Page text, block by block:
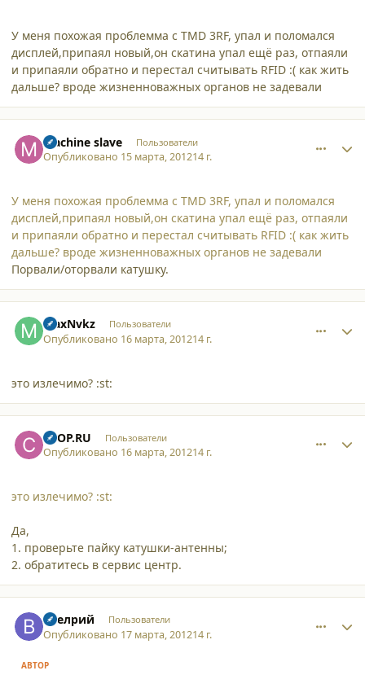
У меня похожая проблемма с TMD 3RF, упал и поломался
дисплей,припаял новый,он скатина упал ещё раз, отпаяли
и припаяли обратно и перестал считывать RFID :( как жить
дальше? вроде жизненноважных органов не задевали
Machine slave Пользователи
Опубликовано 15 марта, 201214 г.
У меня похожая проблемма с TMD 3RF, упал и поломался
дисплей,припаял новый,он скатина упал ещё раз, отпаяли
и припаяли обратно и перестал считывать RFID :( как жить
дальше? вроде жизненноважных органов не задевали
Порвали/оторвали катушку.
MaxNvkz Пользователи
Опубликовано 16 марта, 201214 г.
это излечимо? :st:
CTOP.RU Пользователи
Опубликовано 16 марта, 201214 г.
это излечимо? :st:
Да,
1. проверьте пайку катушки-антенны;
2. обратитесь в сервис центр.
Ваелрий Пользователи
Опубликовано 17 марта, 201214 г.
АВТОР